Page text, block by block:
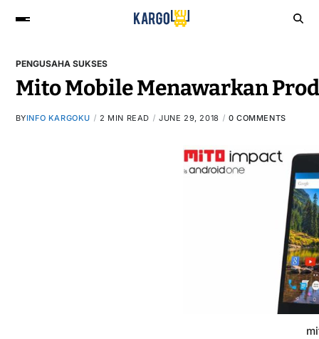
PENGUSAHA SUKSES
Mito Mobile Menawarkan
BYINFO KARGOKU 2 MIN READ JUNE 29, 2018 0 COMMENTS